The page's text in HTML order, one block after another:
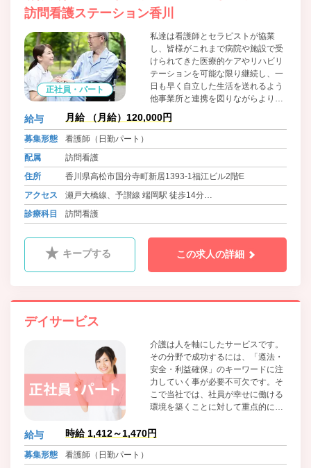
訪問看護ステーション香川
正社員・パート
私達は看護師とセラピストが協業
し、皆様がこれまで病院や施設で受
けられてきた医療的ケアやリハビリ
テーションを可能な限り継続し、一
日も早く自立した生活を送れるよう
他事業所と連携を図りながらよりよ
いサービスを提供していきます。
給与 月給 （月給）120,000円
募集形態
看護師（日勤パート）
配属
訪問看護
住所
香川県高松市国分寺町新居1393-1福江ビル2階E
アクセス
瀬戸大橋線、予讃線 端岡駅 徒歩14分
バス 国分寺町ｺﾐﾊﾞｽ 旧国分寺郵便局前 徒歩1分
診療科目 訪問看護
キープする この求人の詳細
デイサービス
介護は人を軸にしたサービスです。
その分野で成功するには、「遵法・
安全・利益確保」のキーワードに注
力していく事が必要不可欠です。そ
こで当社では、社員が幸せに働ける
環境を築くことに対して重点的に取
かった」と家族や周りの人たちに言
ってもらえるようにすることが理想
給与 時給 1,412～1,470円
募集形態
看護師（日勤パート）